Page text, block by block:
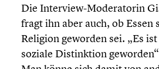
Die Interview-Moderatorin
fragt ihn aber auch, ob Essen
Religion geworden sei. „Es
soziale Distink­tion